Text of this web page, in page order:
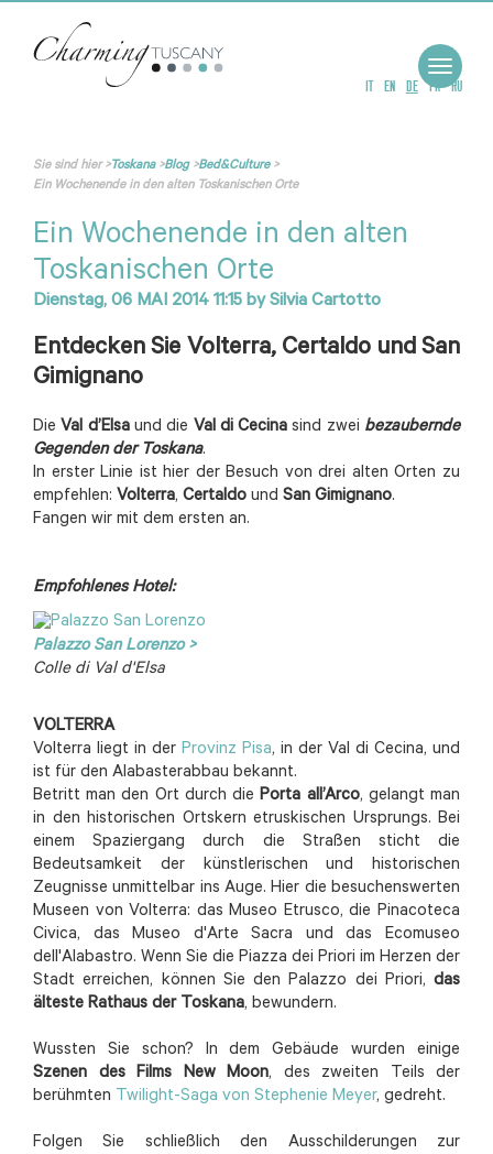
IT EN DE FR RU
Toggle
Sie sind hier>Toskana>Blog>Bed&Culture>
Ein Wochenende in den alten Toskanischen Orte
Ein Wochenende in den alten
Toskanischen Orte
Dienstag, 06 MAI 2014 11:15 bySilvia Cartotto
Entdecken Sie Volterra, Certaldo und San
Gimignano
Die Val d’Elsaund die Val di Cecinasind zwei bezaubernde
Gegenden der Toskana.
In erster Linie ist hier der Besuch von drei alten Orten zu
empfehlen: Volterra, Certaldo und San Gimignano.
Fangen wir mit dem ersten an.
Empfohlenes Hotel:
Palazzo San Lorenzo >
Colle di Val d'Elsa
VOLTERRA
Volterra liegt in der Provinz Pisa, in der Val di Cecina, und
ist für den Alabasterabbau bekannt.
Betritt man den Ort durch diePorta all’Arco, gelangt man
in den historischen Ortskern etruskischen Ursprungs. Bei
einem Spaziergang durch die Straßen sticht die
Bedeutsamkeit der künstlerischen und historischen
Zeugnisse unmittelbar ins Auge. Hier die besuchenswerten
Museen von Volterra: das Museo Etrusco, die Pinacoteca
Civica, das Museo d'Arte Sacra und das Ecomuseo
dell'Alabastro. Wenn Sie die Piazza dei Priori im Herzen der
Stadt erreichen, können Sie den Palazzo dei Priori, das
älteste Rathaus der Toskana, bewundern.
Wussten Sie schon? In dem Gebäude wurden einige
Szenen des Films New Moon, des zweiten Teils der
berühmten Twilight-Saga von Stephenie Meyer, gedreht.
Folgen Sie schließlich den Ausschilderungen zur